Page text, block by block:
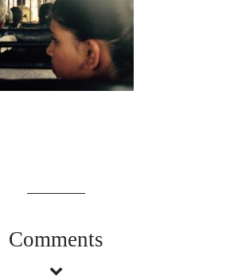
Comments